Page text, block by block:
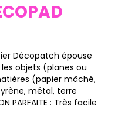
Décopatch épouse
objets (planes ou
(papier mâché,
métal, terre
PARFAITE : Très facile